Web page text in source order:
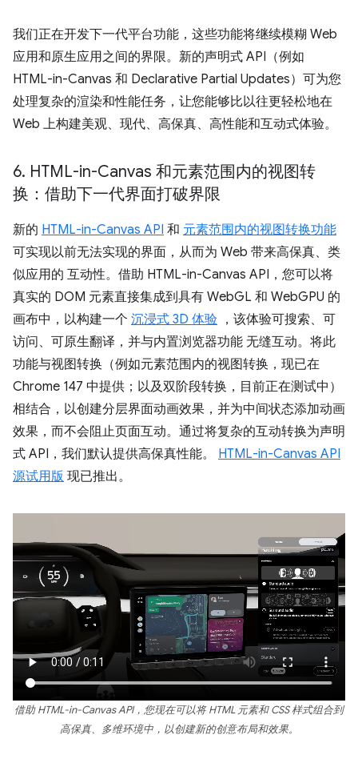
我们正在开发下一代平台功能，这些功能将继续模糊 Web
应用和原生应用之间的界限。新的声明式 API（例如
HTML-in-Canvas 和 Declarative Partial Updates）可为您
处理复杂的渲染和性能任务，让您能够比以往更轻松地在
Web 上构建美观、现代、高保真、高性能和互动式体验。
6. HTML-in-Canvas 和元素范围内的视图转
换：借助下一代界面打破界限
新的 HTML-in-Canvas API 和 元素范围内的视图转换功能
可实现以前无法实现的界面，从而为 Web 带来高保真、类
似应用的 互动性。借助 HTML-in-Canvas API，您可以将
真实的 DOM 元素直接集成到具有 WebGL 和 WebGPU 的
画布中，以构建一个 沉浸式 3D 体验 ，该体验可搜索、可
访问、可原生翻译，并与内置浏览器功能 无缝互动。将此
功能与视图转换（例如元素范围内的视图转换，现已在
Chrome 147 中提供；以及双阶段转换，目前正在测试中）
相结合，以创建分层界面动画效果，并为中间状态添加动画
效果，而不会阻止页面互动。通过将复杂的互动转换为声明
式 API，我们默认提供高保真性能。 HTML-in-Canvas API
源试用版 现已推出。
借助 HTML-in-Canvas API，您现在可以将 HTML 元素和 CSS 样式组合到
高保真、多维环境中，以创建新的创意布局和效果。